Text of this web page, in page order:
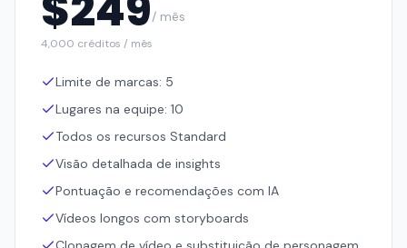
Todos os recursos Standard
Pontuação e recomendações com IA
Vídeos longos com storyboards
Clonagem de vídeo e substituição de personagem
Pacotes de anúncios de especialistas criativos
Testar Grátis